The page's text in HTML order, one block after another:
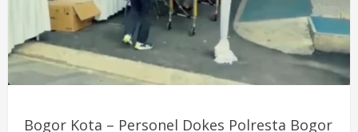
Bogor Kota – Personel Dokes Polresta Bogor